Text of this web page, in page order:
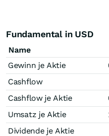
Fundamental in USD
Name
Gewinn je Aktie
Cashflow
Cashflow je Aktie
Umsatz je Aktie
Dividende je Aktie